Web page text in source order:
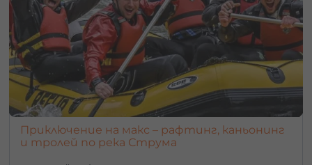
Приключение на макс – рафтинг, каньонинг
и тролей по река Струма